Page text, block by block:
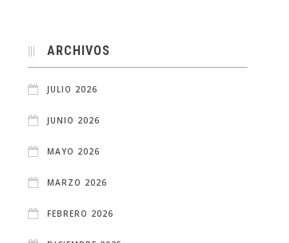
ARCHIVOS
JULIO 2026
JUNIO 2026
MAYO 2026
MARZO 2026
FEBRERO 2026